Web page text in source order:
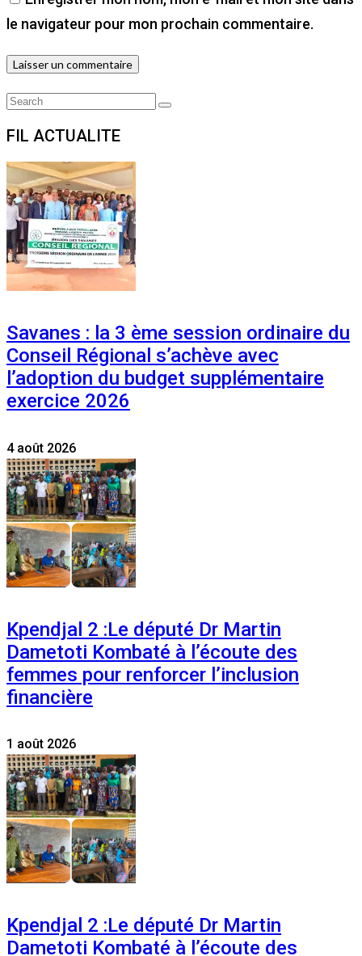
le navigateur pour mon prochain commentaire.
Search
Search
FIL ACTUALITE
Savanes : la 3 ème session ordinaire du
Conseil Régional s’achève avec
l’adoption du budget supplémentaire
exercice 2026
4 août 2026
Kpendjal 2 :Le député Dr Martin
Dametoti Kombaté à l’écoute des
femmes pour renforcer l’inclusion
financière
1 août 2026
Kpendjal 2 :Le député Dr Martin
Dametoti Kombaté à l’écoute des